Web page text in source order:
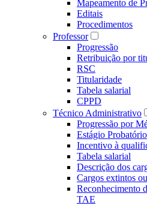
Mapeamento de
Editais
Procedimentos
Professor
Progressão
Retribuição por
RSC
Titularidade
Tabela salarial
CPPD
Técnico Administrativo
Progressão por
Estágio Probatório
Incentivo à
Tabela salarial
Descrição dos
Cargos extintos
Reconhecimento
TAE